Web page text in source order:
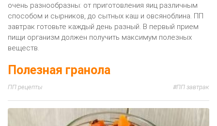
очень разнообразны: от приготовления яиц различным
способом и сырников, до сытных каш и овсяноблина. ПП
завтрак готовьте каждый день разный. В первый прием
пищи организм должен получить максимум полезных
веществ.
Полезная гранола
ПП рецепты ПП завтрак